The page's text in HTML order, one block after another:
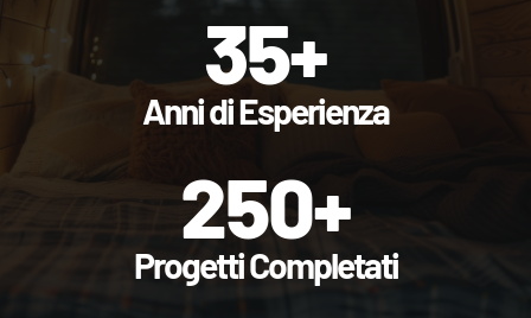
Anni di Esperienza
35+
Progetti Completati
250+